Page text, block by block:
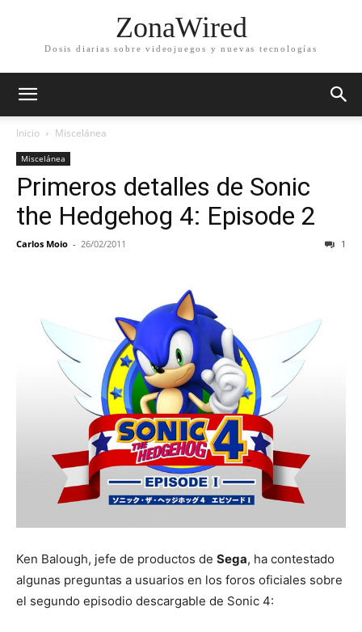
ZonaWired
Dosis diarias sobre videojuegos y nuevas tecnologías
Inicio Miscelánea
Miscelánea
Primeros detalles de Sonic
the Hedgehog 4: Episode 2
Carlos Moio - 26/02/2011 1
Ken Balough, jefe de productos de Sega, ha contestado
algunas preguntas a usuarios en los foros oficiales sobre
el segundo episodio descargable de Sonic 4: